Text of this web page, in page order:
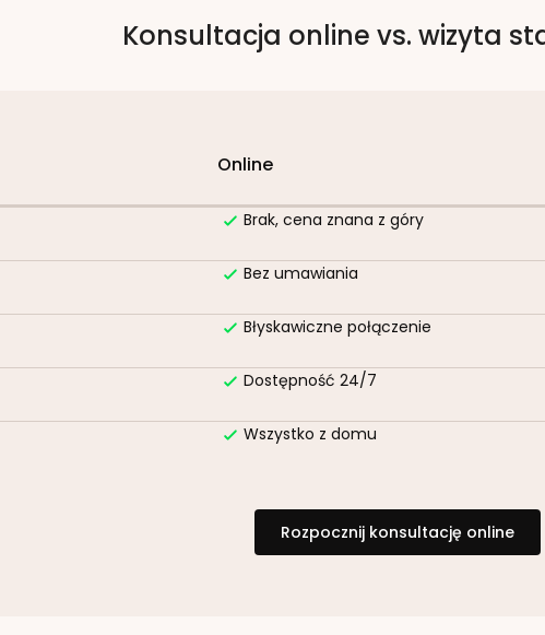
Konsultacja online vs. wizyta
Online
Brak, cena znana z góry
Bez umawiania
Błyskawiczne połączenie
Dostępność 24/7
Wszystko z domu
Rozpocznij konsultację online